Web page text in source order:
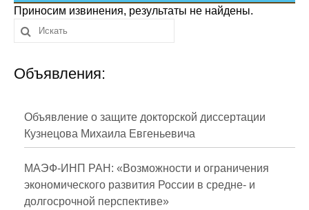
Сотрудники
Отчетность
Противодействие коррупции
Публикации
Научная жизнь
Издания
Приносим извинения, результаты не найдены.
Объявления:
Объявление о защите докторской диссертации
Кузнецова Михаила Евгеньевича
МАЭФ-ИНП РАН: «Возможности и ограничения
экономического развития России в средне- и
долгосрочной перспективе»